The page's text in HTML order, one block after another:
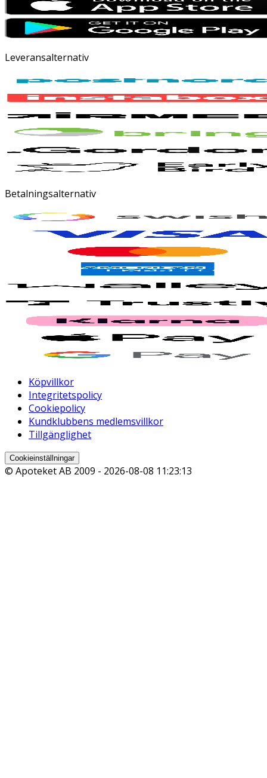
Leveransalternativ
Betalningsalternativ
Köpvillkor
Integritetspolicy
Cookiepolicy
Kundklubbens medlemsvillkor
Tillgänglighet
Cookieinställningar
© Apoteket AB 2009 - 2026-08-08 11:23:13